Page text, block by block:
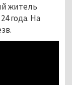
житель
года. На